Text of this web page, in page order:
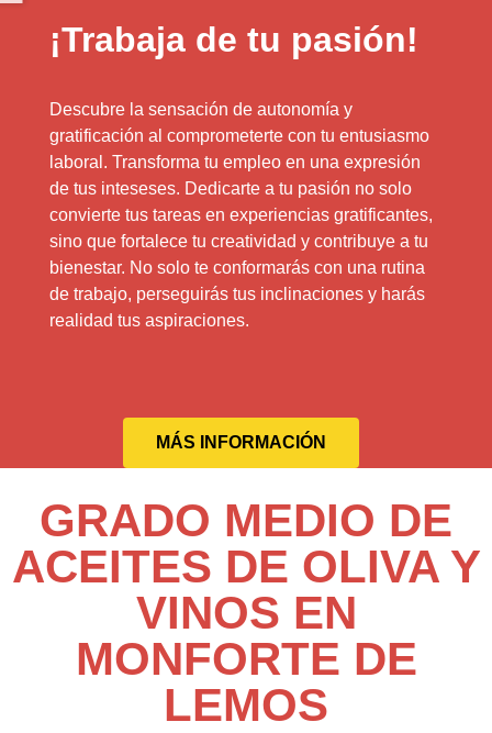
¡Trabaja de tu pasión!
Descubre la sensación de autonomía y
gratificación al comprometerte con tu entusiasmo
laboral. Transforma tu empleo en una expresión
de tus inteseses. Dedicarte a tu pasión no solo
convierte tus tareas en experiencias gratificantes,
sino que fortalece tu creatividad y contribuye a tu
bienestar. No solo te conformarás con una rutina
de trabajo, perseguirás tus inclinaciones y harás
realidad tus aspiraciones.
MÁS INFORMACIÓN
GRADO MEDIO DE
ACEITES DE OLIVA Y
VINOS EN
MONFORTE DE
LEMOS